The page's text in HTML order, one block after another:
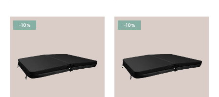
-10% -10%